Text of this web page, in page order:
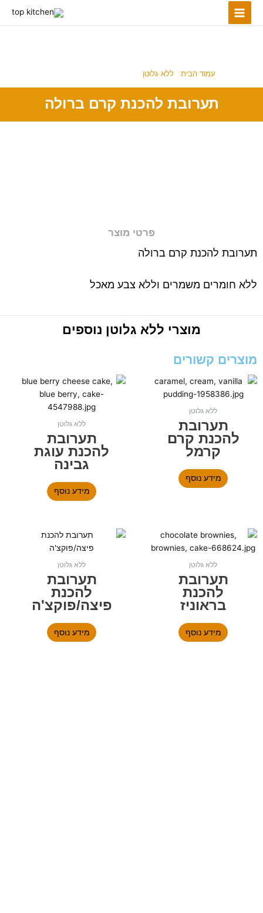
עמוד הבית /ללא גלוטן
תערובת להכנת קרם ברולה
פרטי מוצר
תערובת להכנת קרם ברולה
ללא חומרים משמרים וללא צבע מאכל
מוצרי ללא גלוטן נוספים
מוצרים קשורים
ללא גלוטן
תערובת
להכנת קרם
קרמל
מידע נוסף
ללא גלוטן
תערובת
להכנת עוגת
גבינה
מידע נוסף
ללא גלוטן
תערובת
להכנת
בראוניז
מידע נוסף
ללא גלוטן
תערובת
להכנת
פיצה/פוקצ'ה
מידע נוסף